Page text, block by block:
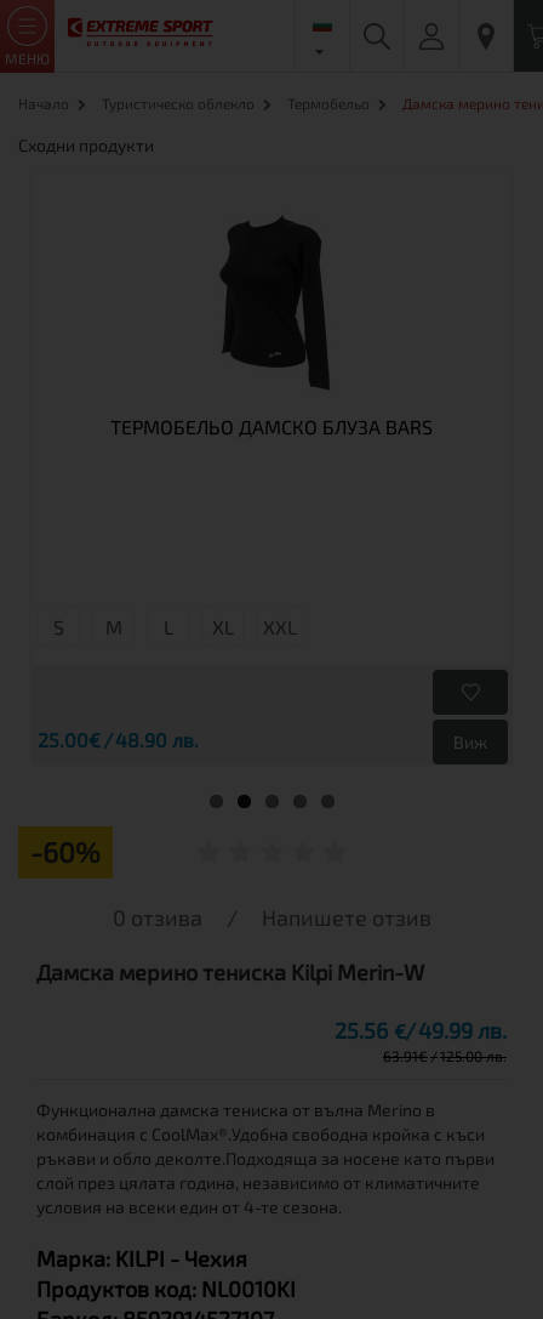
МЕНЮ
Начало Туристическо облекло Термобельо Дамска мерино
Сходни продукти
ТЕРМОБЕЛЬО ДАМСКО БЛУЗА BARS
S М L XL XXL
25.00€ 48.90 лв. Виж
-60%
0 отзива / Напишете отзив
Дамска мерино тениска Kilpi Merin-W
25.56 € 49.99 лв.
63.91€ 125.00 лв.
Функционална дамска тениска от вълна Merino в
комбинация с CoolMax®.Удобна свободна кройка с къси
ръкави и обло деколте.Подходяща за носене като първи
слой през цялата година, независимо от климатичните
условия на всеки един от 4-те сезона.
Марка: KILPI - Чехия
Продуктов код: NL0010KI